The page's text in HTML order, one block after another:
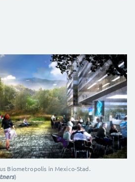
Biometropolis in Mexico-Stad.
)